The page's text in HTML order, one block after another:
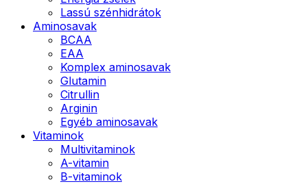
Lassú szénhidrátok
Aminosavak
BCAA
EAA
Komplex aminosavak
Glutamin
Citrullin
Arginin
Egyéb aminosavak
Vitaminok
Multivitaminok
A-vitamin
B-vitaminok